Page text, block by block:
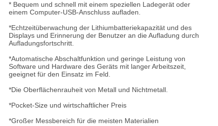
* Bequem und schnell mit einem speziellen Ladegerät oder
einem Computer-USB-Anschluss aufladen.
*Echtzeitüberwachung der Lithiumbatteriekapazität und des
Displays und Erinnerung der Benutzer an die Aufladung durch
Aufladungsfortschritt.
*Automatische Abschaltfunktion und geringe Leistung von
Software und Hardware des Geräts mit langer Arbeitszeit,
geeignet für den Einsatz im Feld.
*Die Oberflächenrauheit von Metall und Nichtmetall.
*Pocket-Size und wirtschaftlicher Preis
*Großer Messbereich für die meisten Materialien